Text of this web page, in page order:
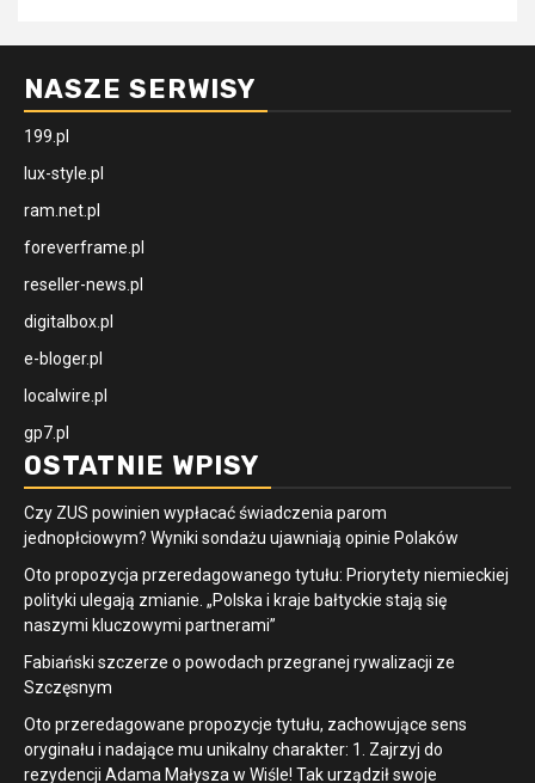
NASZE SERWISY
199.pl
lux-style.pl
ram.net.pl
foreverframe.pl
reseller-news.pl
digitalbox.pl
e-bloger.pl
localwire.pl
gp7.pl
OSTATNIE WPISY
Czy ZUS powinien wypłacać świadczenia parom
jednopłciowym? Wyniki sondażu ujawniają opinie Polaków
Oto propozycja przeredagowanego tytułu: Priorytety niemieckiej
polityki ulegają zmianie. „Polska i kraje bałtyckie stają się
naszymi kluczowymi partnerami”
Fabiański szczerze o powodach przegranej rywalizacji ze
Szczęsnym
Oto przeredagowane propozycje tytułu, zachowujące sens
oryginału i nadające mu unikalny charakter: 1. Zajrzyj do
rezydencji Adama Małysza w Wiśle! Tak urządził swoje